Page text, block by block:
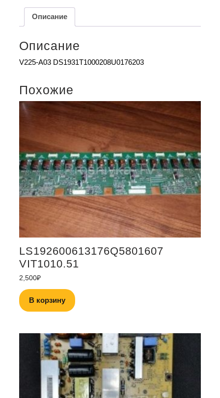
Описание
Описание
V225-A03 DS1931T1000208U0176203
Похожие
LS192600613176Q5801607
VIT1010.51
2,500₽
В корзину